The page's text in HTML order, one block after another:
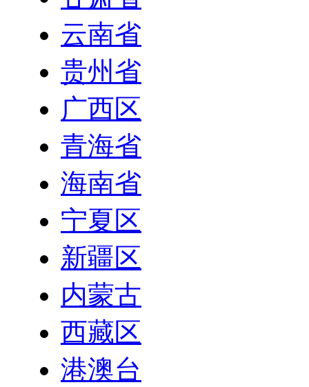
云南省
贵州省
广西区
青海省
海南省
宁夏区
新疆区
内蒙古
西藏区
港澳台